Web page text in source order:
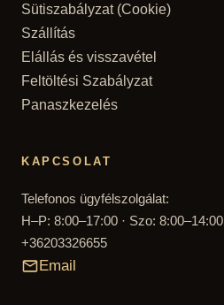
Sütiszabályzat (Cookie)
Szállítás
Elállás és visszavétel
Feltöltési Szabályzat
Panaszkezelés
KAPCSOLAT
Telefonos ügyfélszolgálat:
H–P: 8:00–17:00 · Szo: 8:00–14:00
+36203326655
Email